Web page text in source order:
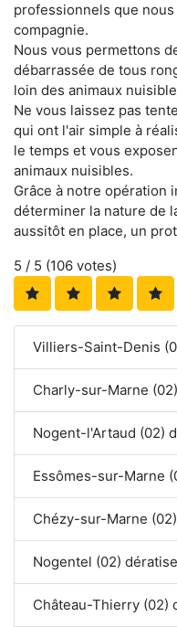
professionnels que
compagnie.
Nous vous permettons
débarrassée de tous
loin des animaux
Ne vous laissez pas
qui ont l'air simple à
le temps et vous
animaux nuisibles.
Grâce à notre opération
déterminer la nature de
aussitôt en place, un
5 / 5 (106 votes)
Villiers-Saint-Denis
Charly-sur-Marne
Nogent-l'Artaud (02)
Essômes-sur-Marne
Chézy-sur-Marne
Nogentel (02)
Château-Thierry (02)